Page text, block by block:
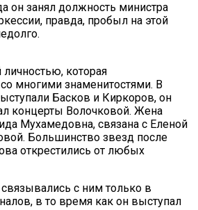
он занял должность министра
правда, пробыл на этой
которая
многими знаменитостями. В
Басков и Киркоров, он
концерты Волочковой. Жена
Мухамедовна, связана с Еленой
Большинство звезд после
открестились от любых
с ним только в
в то время как он выступал